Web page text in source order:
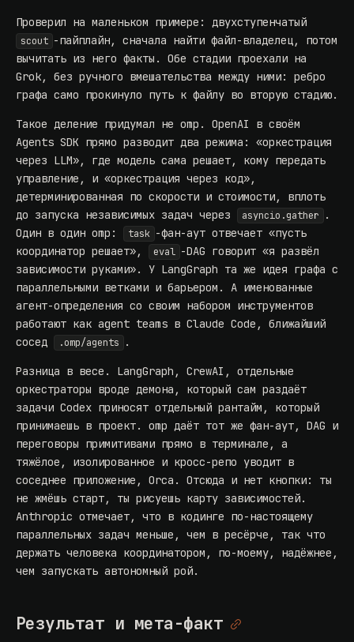
Проверил на маленьком примере: двухступенчатый
scout -пайплайн, сначала найти файл-владелец, потом
вычитать из него факты. Обе стадии проехали на
Grok, без ручного вмешательства между ними: ребро
графа само прокинуло путь к файлу во вторую стадию.
Такое деление придумал не omp. OpenAI в своём
Agents SDK прямо разводит два режима: «оркестрация
через LLM», где модель сама решает, кому передать
управление, и «оркестрация через код»,
детерминированная по скорости и стоимости, вплоть
до запуска независимых задач через
asyncio.gather
.
Один в один omp:
task -фан-аут отвечает «пусть
координатор решает»,
eval -DAG говорит «я развёл
зависимости руками». У LangGraph та же идея графа с
параллельными ветками и барьером. А именованные
агент-определения со своим набором инструментов
работают как agent teams в Claude Code, ближайший
сосед
.omp/agents .
Разница в весе. LangGraph, CrewAI, отдельные
оркестраторы вроде демона, который сам раздаёт
задачи Codex приносят отдельный рантайм, который
принимаешь в проект. omp даёт тот же фан-аут, DAG и
переговоры примитивами прямо в терминале, а
тяжёлое, изолированное и кросс-репо уводит в
соседнее приложение, Orca. Отсюда и нет кнопки: ты
не жмёшь старт, ты рисуешь карту зависимостей.
Anthropic отмечает, что в кодинге по-настоящему
параллельных задач меньше, чем в ресёрче, так что
держать человека координатором, по-моему, надёжнее,
чем запускать автономный рой.
Результат и мета-факт